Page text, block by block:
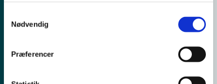
Nødvendig
Præferencer
Uddannelsesleder, Ledelse og